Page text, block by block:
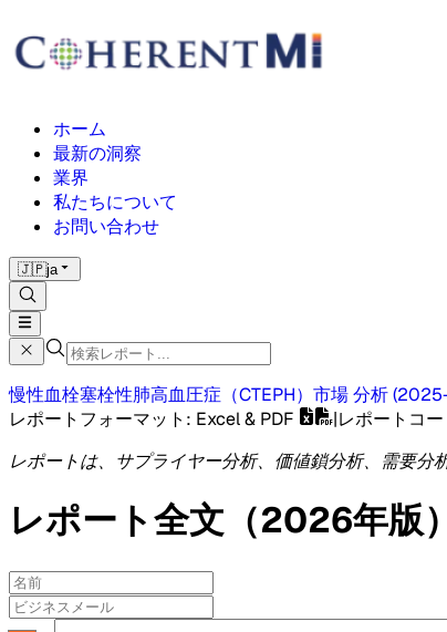
ホーム
最新の洞察
業界
私たちについて
お問い合わせ
🇯🇵ja
慢性血栓塞栓性肺高血圧症（CTEPH）市場分析(
レポートフォーマット : Excel & PDF |レポートコー
レポートは、サプライヤー分析、価値鎖分析、需要分
レポート全文（2026年版